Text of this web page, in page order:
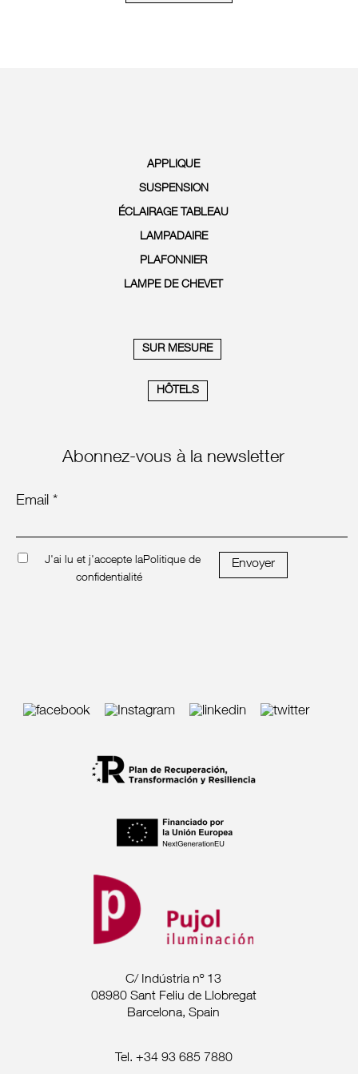
APPLIQUE
SUSPENSION
ÉCLAIRAGE TABLEAU
LAMPADAIRE
PLAFONNIER
LAMPE DE CHEVET
SUR MESURE
HÔTELS
Abonnez-vous à la newsletter
Email *
J'ai lu et j'accepte laPolitique de
confidentialité
Envoyer
C/ Indústria nº 13
08980 Sant Feliu de Llobregat
Barcelona, Spain
Tel. +34 93 685 7880